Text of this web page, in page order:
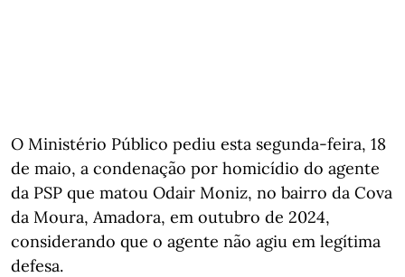
O Ministério Público pediu esta segunda-feira, 18
de maio, a condenação por homicídio do agente
da PSP que matou Odair Moniz, no bairro da Cova
da Moura, Amadora, em outubro de 2024,
considerando que o agente não agiu em legítima
defesa.